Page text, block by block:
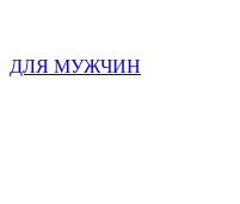
ДЛЯ МУЖЧИН